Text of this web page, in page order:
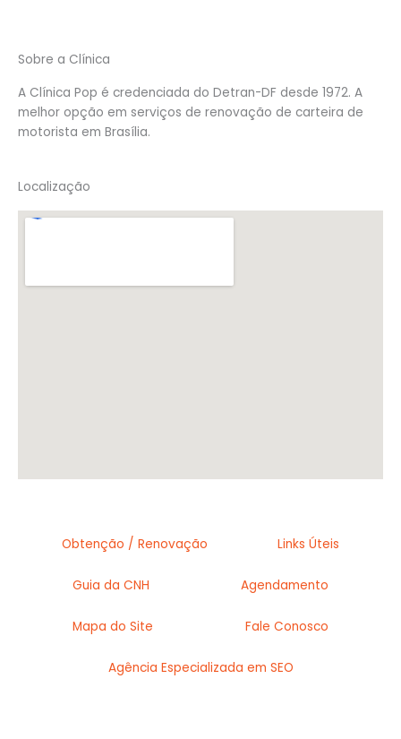
Sobre a Clínica
A Clínica Pop é credenciada do Detran-DF desde 1972. A
melhor opção em serviços de renovação de carteira de
motorista em Brasília.
Localização
Obtenção / Renovação Links Úteis
Guia da CNH Agendamento
Mapa do Site Fale Conosco
Agência Especializada em SEO